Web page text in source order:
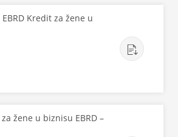
Kredit za žene u
žene u biznisu EBRD –